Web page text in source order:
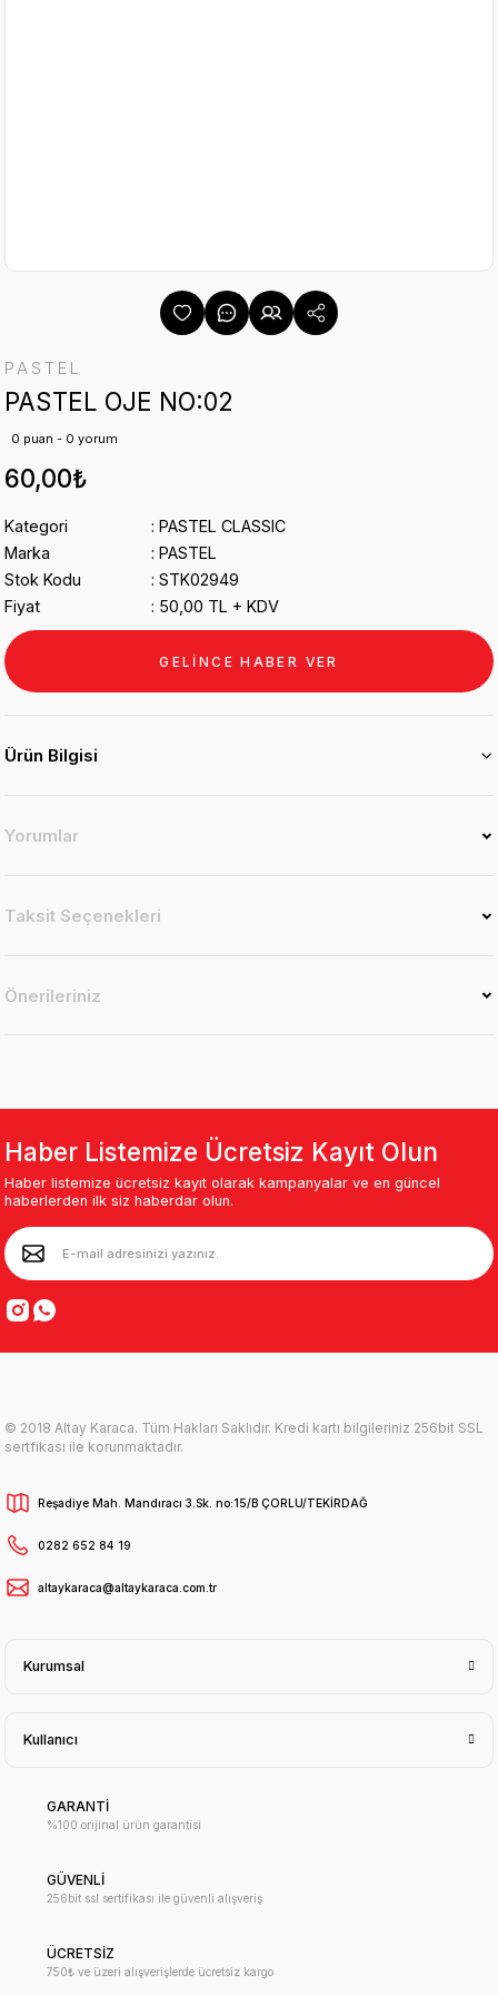
PASTEL
PASTEL OJE NO:02
0 puan - 0 yorum
60,00₺
Kategori
PASTEL CLASSIC
Marka
PASTEL
Stok Kodu
STK02949
Fiyat
50,00 TL + KDV
GELİNCE HABER VER
Ürün Bilgisi
Yorumlar
Taksit Seçenekleri
Önerileriniz
Haber Listemize Ücretsiz Kayıt Olun
Haber listemize ücretsiz kayıt olarak kampanyalar ve en güncel
haberlerden ilk siz haberdar olun.
© 2018 Altay Karaca. Tüm Hakları Saklıdır. Kredi kartı bilgileriniz 256bit SSL
sertfikası ile korunmaktadır.
Reşadiye Mah. Mandıracı 3.Sk. no:15/B ÇORLU/TEKİRDAĞ
0282 652 84 19
altaykaraca@altaykaraca.com.tr
Kurumsal
Kullanıcı
GARANTİ
%100 orijinal ürün garantisi
GÜVENLİ
256bit ssl sertifikası ile güvenli alışveriş
ÜCRETSİZ
750₺ ve üzeri alışverişlerde ücretsiz kargo